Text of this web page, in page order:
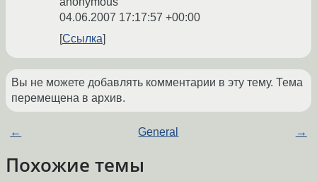
04.06.2007 17:17:57 +00:00
Ссылка
Вы не можете добавлять комментарии в эту тему. Тема
перемещена в архив.
← General →
Похожие темы